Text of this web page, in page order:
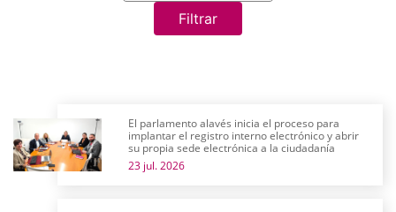
Filtrar
El parlamento alavés inicia el proceso para
implantar el registro interno electrónico y abrir
su propia sede electrónica a la ciudadanía
23 jul. 2026